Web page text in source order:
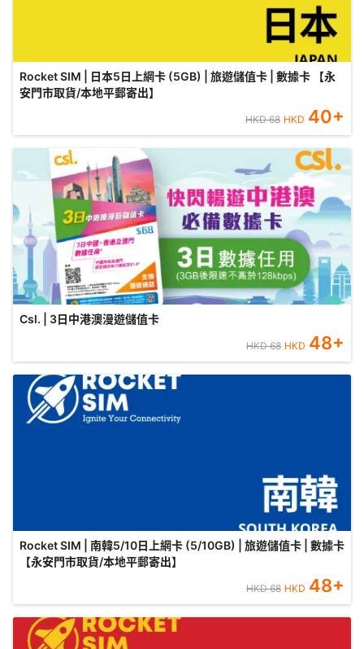
Rocket SIM | 日本5日上網卡 (5GB) | 旅遊儲值卡 | 數據卡 【永
安門市取貨/本地平郵寄出】
HKD68 HKD 40+
Csl. | 3日中港澳漫遊儲值卡
HKD68 HKD 48+
Rocket SIM | 南韓5/10日上網卡 (5/10GB) | 旅遊儲值卡 | 數據卡
【永安門市取貨/本地平郵寄出】
HKD68 HKD 48+